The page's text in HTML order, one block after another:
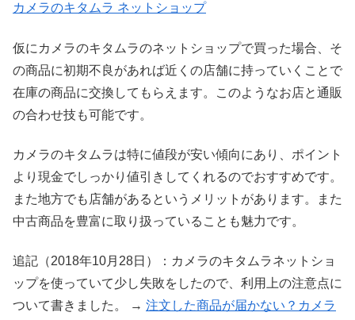
カメラのキタムラ ネットショップ
仮にカメラのキタムラのネットショップで買った場合、そ
の商品に初期不良があれば近くの店舗に持っていくことで
在庫の商品に交換してもらえます。このようなお店と通販
の合わせ技も可能です。
カメラのキタムラは特に値段が安い傾向にあり、ポイント
より現金でしっかり値引きしてくれるのでおすすめです。
また地方でも店舗があるというメリットがあります。また
中古商品を豊富に取り扱っていることも魅力です。
追記（2018年10月28日）：カメラのキタムラネットショ
ップを使っていて少し失敗をしたので、利用上の注意点に
ついて書きました。 → 注文した商品が届かない？カメラ